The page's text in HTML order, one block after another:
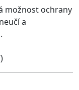
možnost ochrany
a